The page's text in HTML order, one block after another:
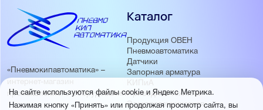
«Пневмокипавтоматика» –
интернет-магазин
промышленного оборудования
Каталог
Продукция ОВЕН
Пневмоавтоматика
Датчики
Запорная арматура
КИПиА
Приводная техника
Электротехническая
На сайте используются файлы cookie и Яндекс Метрика.
Нажимая кнопку «Принять» или продолжая просмотр сайта, вы